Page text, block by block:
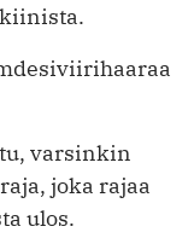
varsinkin
joka rajaa
ulos.